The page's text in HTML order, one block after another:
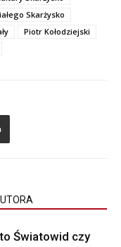
Skarżysko
Piotr Kołodziejski
Światowid czy